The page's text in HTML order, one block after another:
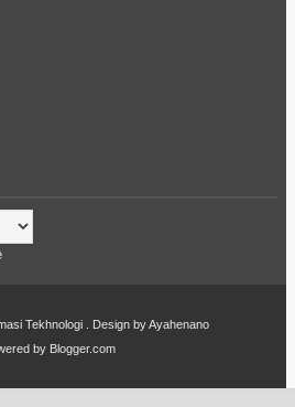
Tekhnologi . Design byAyahenano
by Blogger.com